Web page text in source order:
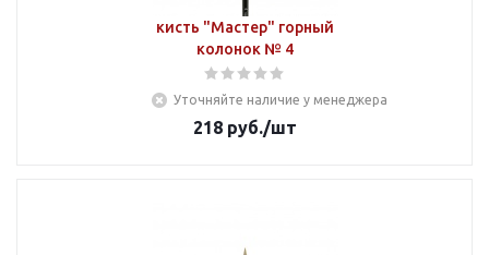
кисть "Мастер" горный
колонок № 4
Уточняйте наличие у менеджера
218 руб./шт